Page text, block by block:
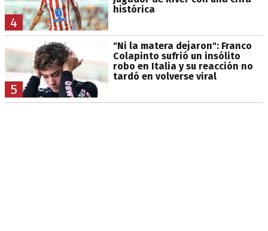
4
histórica
5
"Ni la matera dejaron": Franco
Colapinto sufrió un insólito
robo en Italia y su reacción no
tardó en volverse viral